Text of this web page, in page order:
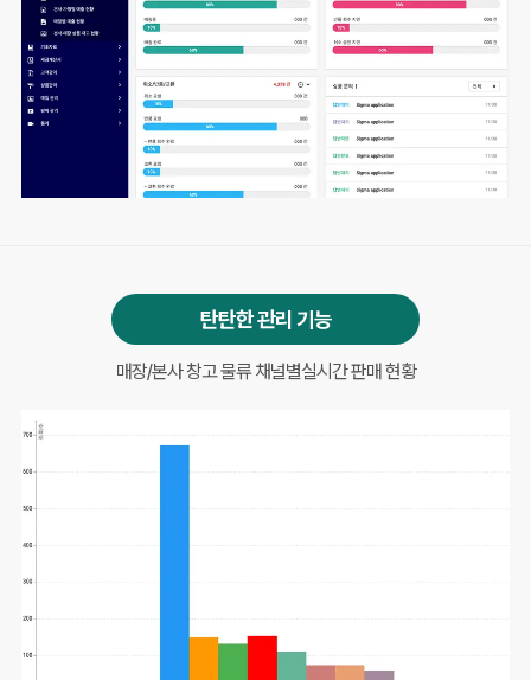
탄탄한 관리 기능
매장/본사 창고 물류 채널별실시간 판매 현황